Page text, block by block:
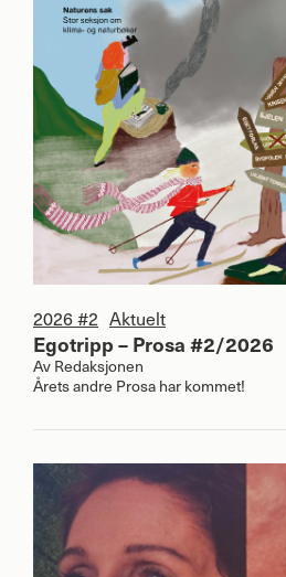
2026 #2 Aktuelt
Egotripp – Prosa #2/2026
Av Redaksjonen
Årets andre Prosa har kommet!